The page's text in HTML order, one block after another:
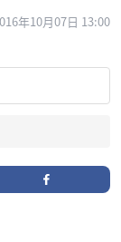
年10月07日 13:00